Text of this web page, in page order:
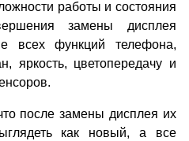
работы и состояния
замены дисплея
всех функций телефона,
яркость, цветопередачу и
после замены дисплея их
как новый, а все